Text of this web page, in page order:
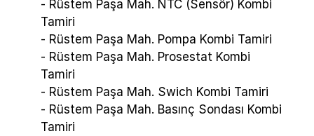
- Rüstem Paşa Mah. NTC (Sensör) Kombi
Tamiri
- Rüstem Paşa Mah. Pompa Kombi Tamiri
- Rüstem Paşa Mah. Prosestat Kombi
Tamiri
- Rüstem Paşa Mah. Swich Kombi Tamiri
- Rüstem Paşa Mah. Basınç Sondası Kombi
Tamiri